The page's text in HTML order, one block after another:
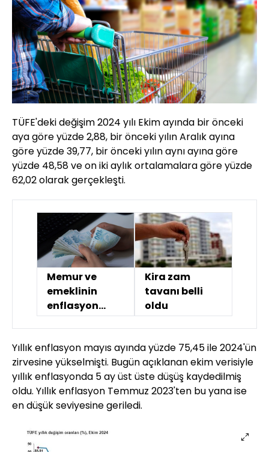
TÜFE'deki değişim 2024 yılı Ekim ayında bir önceki
aya göre yüzde 2,88, bir önceki yılın Aralık ayına
göre yüzde 39,77, bir önceki yılın aynı ayına göre
yüzde 48,58 ve on iki aylık ortalamalara göre yüzde
62,02 olarak gerçekleşti.
Memur ve
emeklinin
enflasyon
farkı
Kira zam
tavanı belli
oldu
Yıllık enflasyon mayıs ayında yüzde 75,45 ile 2024'ün
zirvesine yükselmişti. Bugün açıklanan ekim verisiyle
yıllık enflasyonda 5 ay üst üste düşüş kaydedilmiş
oldu. Yıllık enflasyon Temmuz 2023'ten bu yana ise
en düşük seviyesine geriledi.